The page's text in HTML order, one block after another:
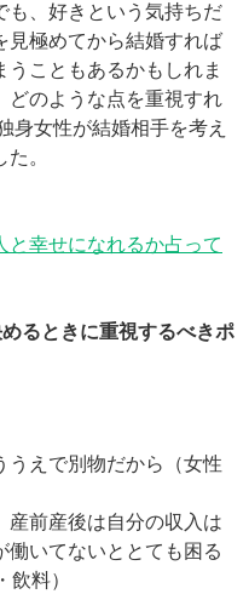
も、好きという気持ちだ
見極めてから結婚すれば
こともあるかもしれま
どのような点を重視すれ
身女性が結婚相手を考え
。
と幸せになれるか占って
るときに重視するべきポ
うえで別物だから（女性
産前産後は自分の収入は
働いてないととても困る
料）